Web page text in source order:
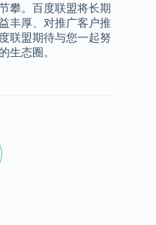
攀。百度联盟将长期
丰厚、对推广客户推
联盟期待与您一起努
生态圈。